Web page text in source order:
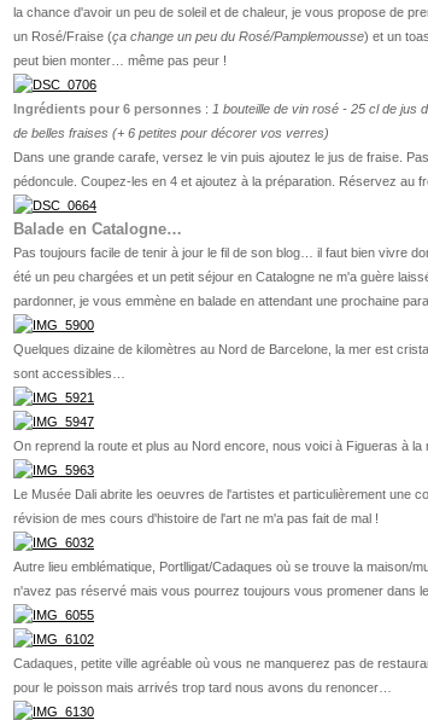
la chance d'avoir un peu de soleil et de chaleur, je vous propose de
un Rosé/Fraise (ça change un peu du Rosé/Pamplemousse) et un
peut bien monter… même pas peur !
Ingrédients pour 6 personnes : 1 bouteille de vin rosé - 25 cl de jus
de belles fraises (+ 6 petites pour décorer vos verres)
Dans une grande carafe, versez le vin puis ajoutez le jus de fraise.
pédoncule. Coupez-les en 4 et ajoutez à la préparation. Réservez au
Balade en Catalogne…
Pas toujours facile de tenir à jour le fil de son blog… il faut bien vivre
été un peu chargées et un petit séjour en Catalogne ne m'a guère
pardonner, je vous emmène en balade en attendant une prochaine
Quelques dizaine de kilomètres au Nord de Barcelone, la mer est
sont accessibles…
On reprend la route et plus au Nord encore, nous voici à Figueras à la
Le Musée Dali abrite les oeuvres de l'artistes et particulièrement une
révision de mes cours d'histoire de l'art ne m'a pas fait de mal !
Autre lieu emblématique, Portlligat/Cadaques où se trouve la maison/
n'avez pas réservé mais vous pourrez toujours vous promener dans
Cadaques, petite ville agréable où vous ne manquerez pas de
pour le poisson mais arrivés trop tard nous avons du renoncer…